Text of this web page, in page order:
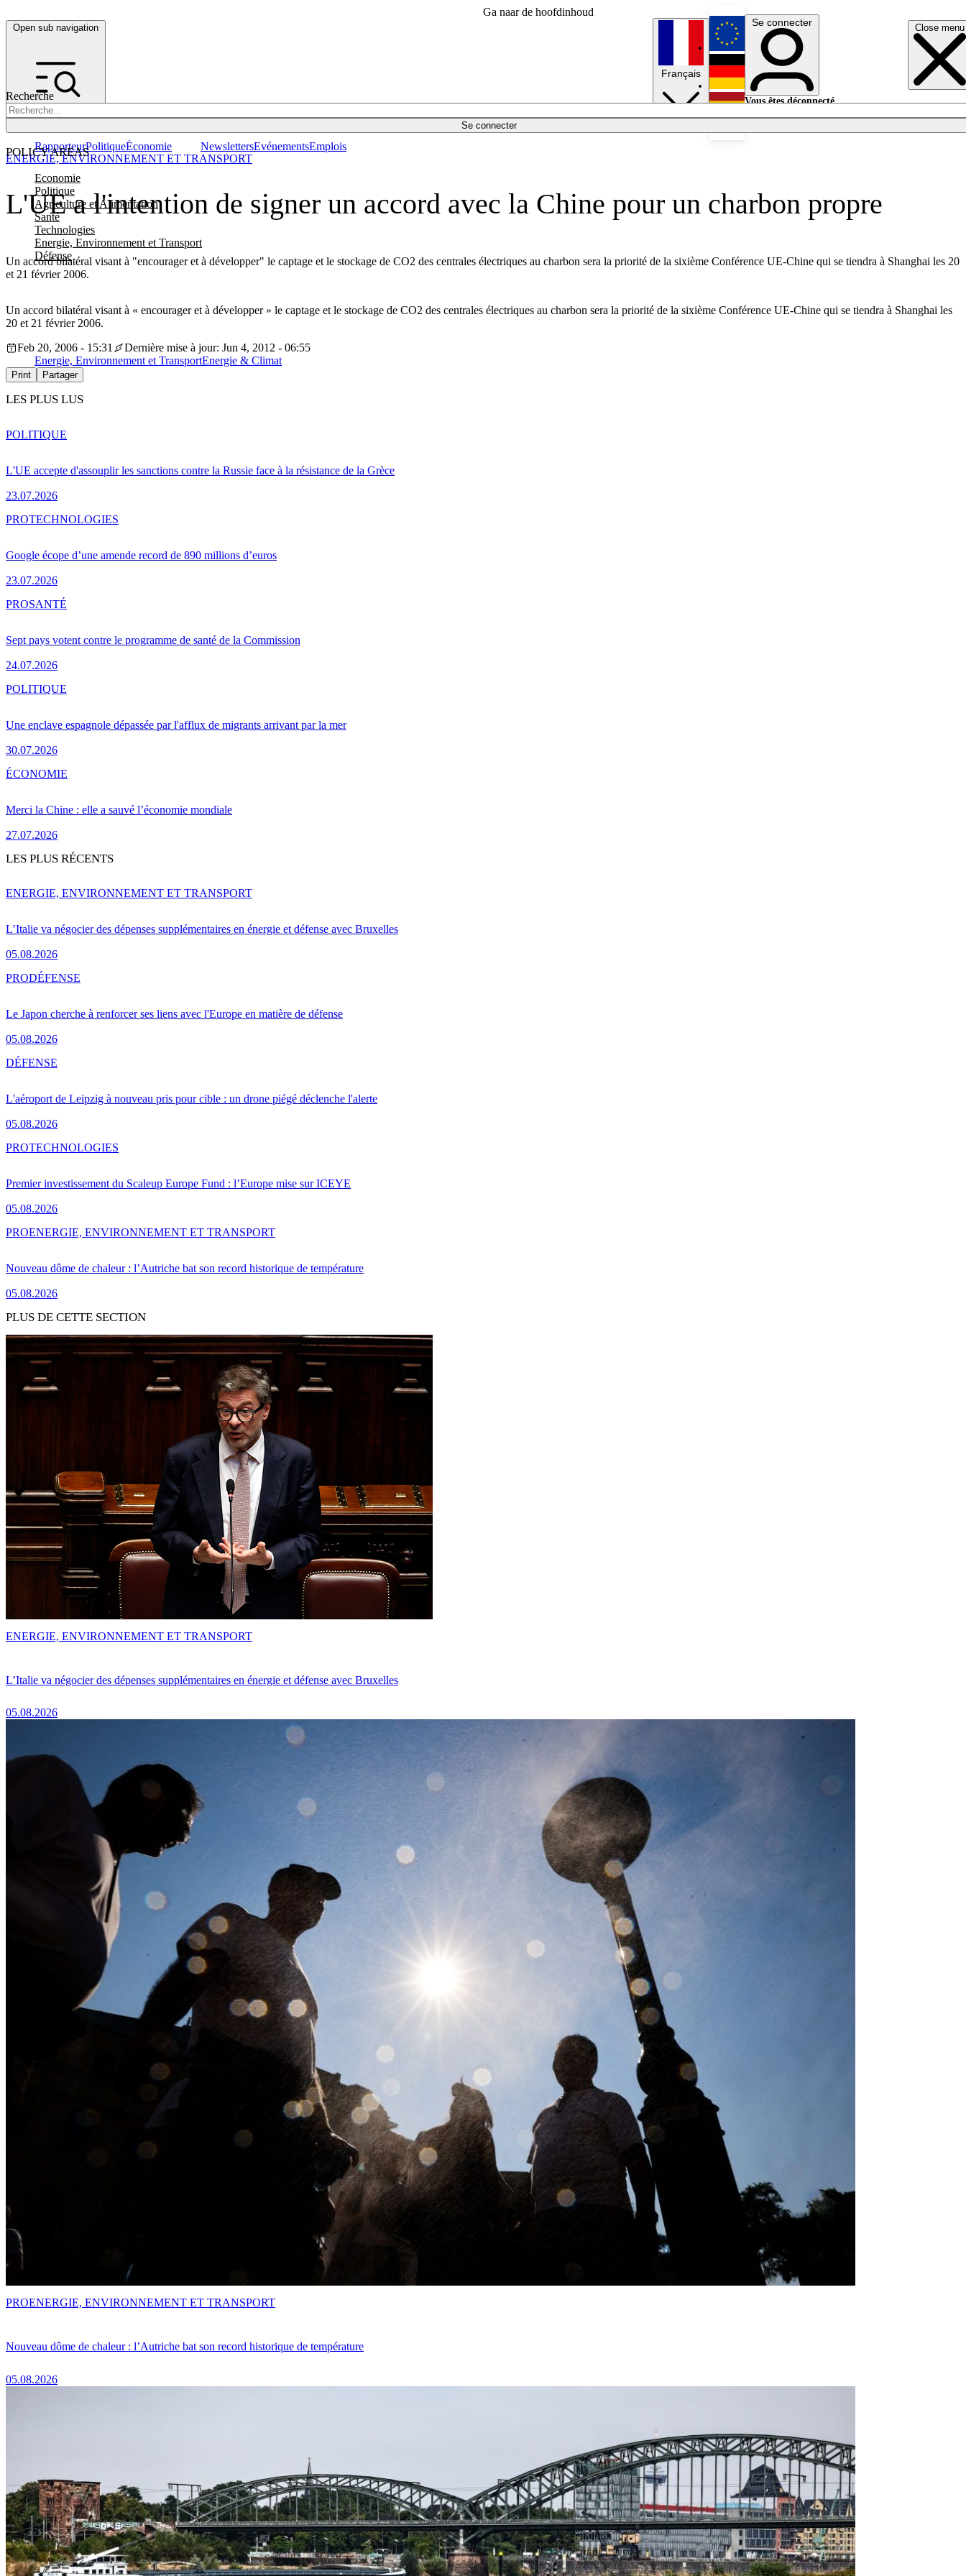
Ga naar de hoofdinhoud
Open sub navigation Close menu
Recherche
Se connecter
POLICY AREAS
Economie
Politique
Agriculture et Alimentation
Santé
Technologies
Energie, Environnement et Transport
Défense
RapporteurPolitiqueÉconomie NewslettersEvénementsEmplois
Français
English
Deutsch
Se connecter
Vous êtes déconnecté.
L'UE a l'intention de signer un accord avec la Chine pour un charbon propre
Un accord bilatéral visant à "encourager et à développer" le captage et le stockage de CO2 des centrales électriques au charbon sera la priorité de la sixième Conférence UE-Chine qui se tiendra à Shanghai les 20
et 21 février 2006.
ENERGIE, ENVIRONNEMENT ET TRANSPORT
Un accord bilatéral visant à « encourager et à développer » le captage et le stockage de CO2 des centrales électriques au charbon sera la priorité de la sixième Conférence UE-Chine qui se tiendra à Shanghai les
20 et 21 février 2006.
Feb 20, 2006 - 15:31
Dernière mise à jour: Jun 4, 2012 - 06:55
Energie, Environnement et TransportEnergie & Climat
Print Partager
LES PLUS LUS
L'UE accepte d'assouplir les sanctions contre la Russie face à la résistance de la Grèce
23.07.2026
POLITIQUE
Google écope d’une amende record de 890 millions d’euros
23.07.2026
PROTECHNOLOGIES
Sept pays votent contre le programme de santé de la Commission
24.07.2026
PROSANTÉ
Une enclave espagnole dépassée par l'afflux de migrants arrivant par la mer
30.07.2026
POLITIQUE
Merci la Chine : elle a sauvé l’économie mondiale
27.07.2026
ÉCONOMIE
LES PLUS RÉCENTS
L’Italie va négocier des dépenses supplémentaires en énergie et défense avec Bruxelles
05.08.2026
ENERGIE, ENVIRONNEMENT ET TRANSPORT
Le Japon cherche à renforcer ses liens avec l'Europe en matière de défense
05.08.2026
PRODÉFENSE
L'aéroport de Leipzig à nouveau pris pour cible : un drone piégé déclenche l'alerte
05.08.2026
DÉFENSE
Premier investissement du Scaleup Europe Fund : l’Europe mise sur ICEYE
05.08.2026
PROTECHNOLOGIES
Nouveau dôme de chaleur : l’Autriche bat son record historique de température
05.08.2026
PROENERGIE, ENVIRONNEMENT ET TRANSPORT
PLUS DE CETTE SECTION
L’Italie va négocier des dépenses supplémentaires en énergie et défense avec Bruxelles
05.08.2026
ENERGIE, ENVIRONNEMENT ET TRANSPORT
Nouveau dôme de chaleur : l’Autriche bat son record historique de température
05.08.2026
PROENERGIE, ENVIRONNEMENT ET TRANSPORT